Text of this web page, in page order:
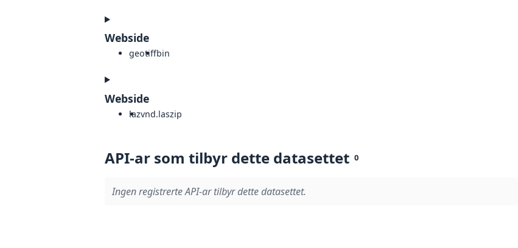
Webside
geotiffbin
Webside
lazvnd.laszip
API-ar som tilbyr dette datasettet 0
Ingen registrerte API-ar tilbyr dette datasettet.